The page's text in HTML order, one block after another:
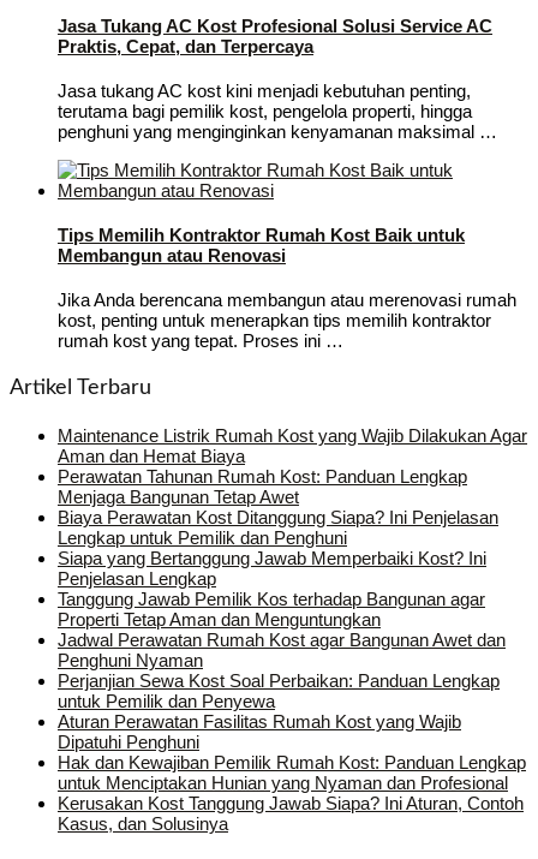
Jasa Tukang AC Kost Profesional Solusi Service AC
Praktis, Cepat, dan Terpercaya
Jasa tukang AC kost kini menjadi kebutuhan penting,
terutama bagi pemilik kost, pengelola properti, hingga
penghuni yang menginginkan kenyamanan maksimal …
Tips Memilih Kontraktor Rumah Kost Baik untuk
Membangun atau Renovasi
Jika Anda berencana membangun atau merenovasi rumah
kost, penting untuk menerapkan tips memilih kontraktor
rumah kost yang tepat. Proses ini …
Artikel Terbaru
Maintenance Listrik Rumah Kost yang Wajib Dilakukan Agar
Aman dan Hemat Biaya
Perawatan Tahunan Rumah Kost: Panduan Lengkap
Menjaga Bangunan Tetap Awet
Biaya Perawatan Kost Ditanggung Siapa? Ini Penjelasan
Lengkap untuk Pemilik dan Penghuni
Siapa yang Bertanggung Jawab Memperbaiki Kost? Ini
Penjelasan Lengkap
Tanggung Jawab Pemilik Kos terhadap Bangunan agar
Properti Tetap Aman dan Menguntungkan
Jadwal Perawatan Rumah Kost agar Bangunan Awet dan
Penghuni Nyaman
Perjanjian Sewa Kost Soal Perbaikan: Panduan Lengkap
untuk Pemilik dan Penyewa
Aturan Perawatan Fasilitas Rumah Kost yang Wajib
Dipatuhi Penghuni
Hak dan Kewajiban Pemilik Rumah Kost: Panduan Lengkap
untuk Menciptakan Hunian yang Nyaman dan Profesional
Kerusakan Kost Tanggung Jawab Siapa? Ini Aturan, Contoh
Kasus, dan Solusinya